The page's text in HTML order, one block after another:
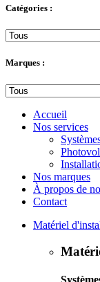
Catégories :
Marques :
Accueil
Nos services
Nos marques
À propos de
Contact
Matériel